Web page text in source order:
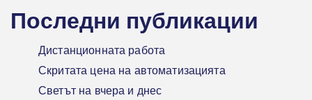
Последни публикации
Дистанционната работа
Скритата цена на автоматизацията
Светът на вчера и днес